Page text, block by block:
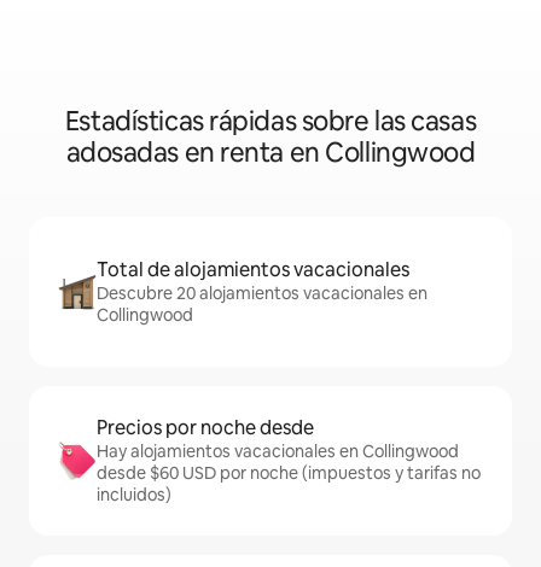
Estadísticas rápidas sobre las casas
adosadas en renta en Collingwood
Total de alojamientos vacacionales
Descubre 20 alojamientos vacacionales en
Collingwood
Precios por noche desde
Hay alojamientos vacacionales en Collingwood
desde $60 USD por noche (impuestos y tarifas no
incluidos)